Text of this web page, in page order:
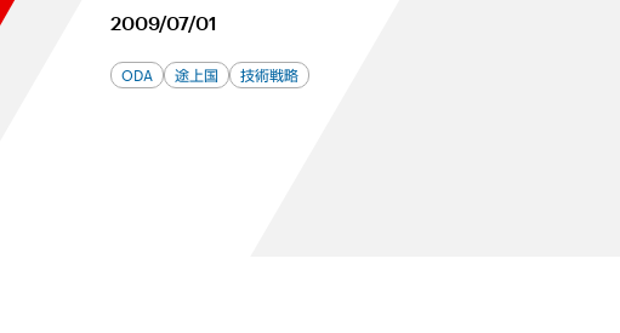
2009/07/01
ODA 途上国 技術戦略